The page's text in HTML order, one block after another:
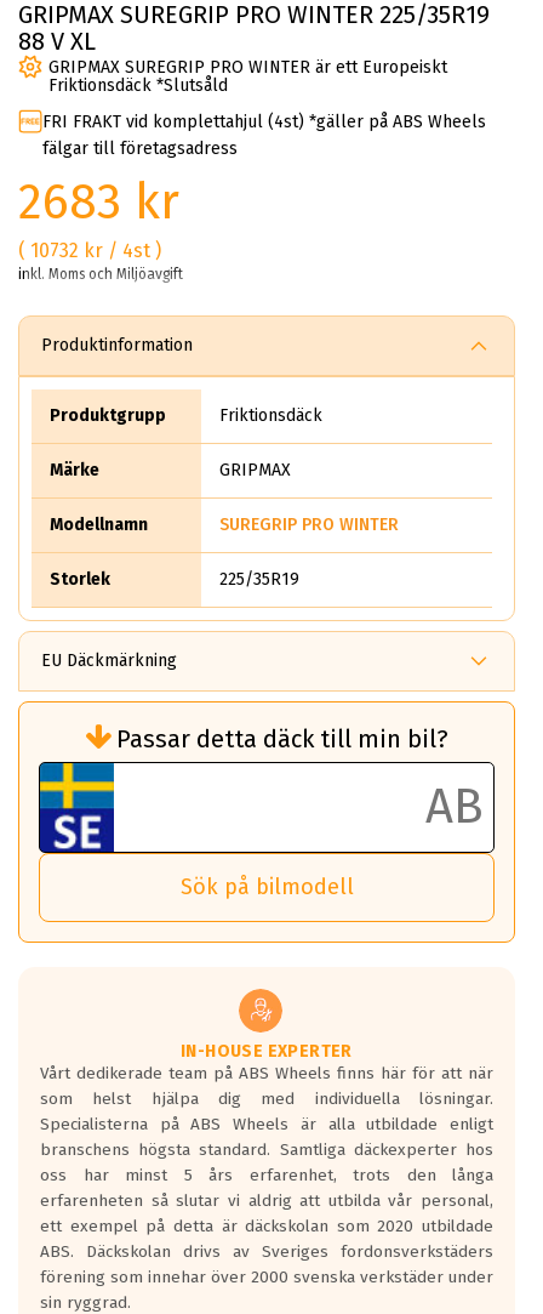
GRIPMAX SUREGRIP PRO WINTER 225/35R19
88 V XL
GRIPMAX SUREGRIP PRO WINTER är ett Europeiskt
Friktionsdäck *Slutsåld
FRI FRAKT vid komplettahjul (4st) *gäller på ABS Wheels
fälgar till företagsadress
2683 kr
( 10732 kr / 4st )
inkl. Moms och Miljöavgift
Produktinformation
Produktgrupp Friktionsdäck
Märke GRIPMAX
Modellnamn SUREGRIP PRO WINTER
Storlek 225/35R19
EU Däckmärkning
bränsleförbrukningen)
Det ska vara en betygsskala från klass A
till G för rullmotstånd.
Ett klass A däck kommer ha 6,5% bättre
bränsleförbrukning än ett klass G däck.
Det betyder att om man kör 10,000 km,
så sparar man 50 liter bränsle med ett
vilken körstil du använder.
Våtgrepp egenskaper:
Betygsskalan är satt A till F. Där A påvisar
den kortaste bromssträckan och F är den
längsta.
Inga D eller G betyg delas ut för
personbilar och lätta lastbilar.
Betyget sätts efter ett test där däcken
skall bromsa in på en väg där det ligger
0.5-1.5 mm vatten.
I 80km/h kommer skillnaden på
Passar detta däck till min bil?
Sök på bilmodell
IN-HOUSE EXPERTER
Vårt dedikerade team på ABS Wheels finns här för att när
som helst hjälpa dig med individuella lösningar.
Specialisterna på ABS Wheels är alla utbildade enligt
branschens högsta standard. Samtliga däckexperter hos
oss har minst 5 års erfarenhet, trots den långa
erfarenheten så slutar vi aldrig att utbilda vår personal,
ett exempel på detta är däckskolan som 2020 utbildade
ABS. Däckskolan drivs av Sveriges fordonsverkstäders
förening som innehar över 2000 svenska verkstäder under
sin ryggrad.